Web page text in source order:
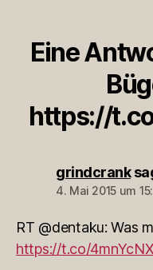
Eine
https://
grindcrank
4. Mai 2015 um
RT @dentaku: Was
https://t.co/